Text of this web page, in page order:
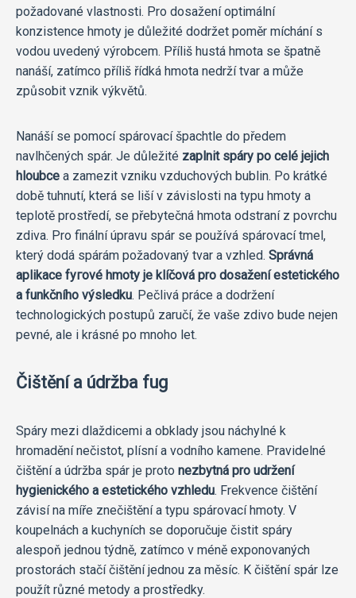
požadované vlastnosti. Pro dosažení optimální
konzistence hmoty je důležité dodržet poměr míchání s
vodou uvedený výrobcem. Příliš hustá hmota se špatně
nanáší, zatímco příliš řídká hmota nedrží tvar a může
způsobit vznik výkvětů.
Nanáší se pomocí spárovací špachtle do předem
navlhčených spár. Je důležité zaplnit spáry po celé jejich
hloubce a zamezit vzniku vzduchových bublin. Po krátké
době tuhnutí, která se liší v závislosti na typu hmoty a
teplotě prostředí, se přebytečná hmota odstraní z povrchu
zdiva. Pro finální úpravu spár se používá spárovací tmel,
který dodá spárám požadovaný tvar a vzhled. Správná
aplikace fугоvé hmoty je klíčová pro dosažení estetického
a funkčního výsledku. Pečlivá práce a dodržení
technologických postupů zaručí, že vaše zdivo bude nejen
pevné, ale i krásné po mnoho let.
Čištění a údržba fug
Spáry mezi dlaždicemi a obklady jsou náchylné k
hromadění nečistot, plísní a vodního kamene. Pravidelné
čištění a údržba spár je proto nezbytná pro udržení
hygienického a estetického vzhledu. Frekvence čištění
závisí na míře znečištění a typu spárovací hmoty. V
koupelnách a kuchyních se doporučuje čistit spáry
alespoň jednou týdně, zatímco v méně exponovaných
prostorách stačí čištění jednou za měsíc. K čištění spár lze
použít různé metody a prostředky.